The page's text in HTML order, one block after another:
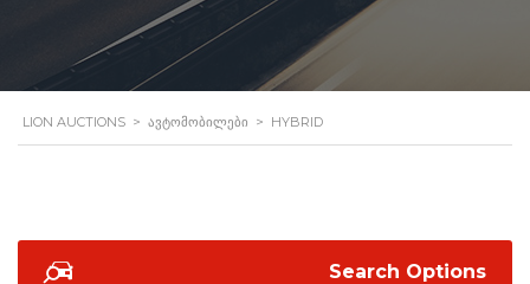
LION AUCTIONS > ᲐᲕᲢᲝᲛᲝᲑᲘᲚᲔᲑᲘ > HYBRID
Search Options